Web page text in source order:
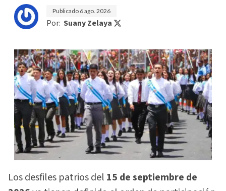
Publicado 6 ago. 2026
Por: Suany Zelaya
Los desfiles patrios del 15 de septiembre de